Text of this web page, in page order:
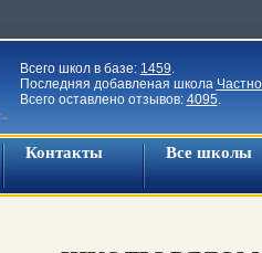
Всего школ в базе: 1459.
Последняя добавленая школа
Всего оставлено отзывов: 4095.
Контакты Все школы